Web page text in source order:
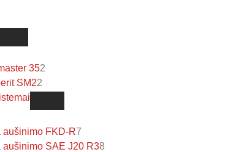
352
SM22
aušinimo FKD-R7
aušinimo SAE J20 R38